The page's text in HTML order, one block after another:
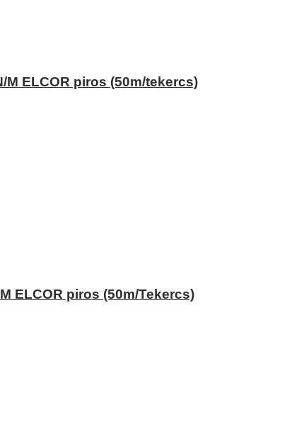
ELCOR piros (50m/tekercs)
ELCOR piros (50m/Tekercs)